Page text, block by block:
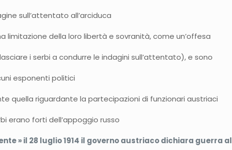
sull’attentato all’arciduca
limitazione della loro libertà e sovranità, come un’offesa
i serbi a condurre le indagini sull’attentato), e sono
esponenti politici
quella riguardante la partecipazioni di funzionari austriaci
erano forti dell’appoggio russo
» il 28 luglio 1914 il governo austriaco dichiara guerra